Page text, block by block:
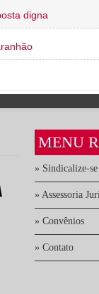
digna
MENU
» Sindicalize-se
» Assessoria
» Convênios
» Contato